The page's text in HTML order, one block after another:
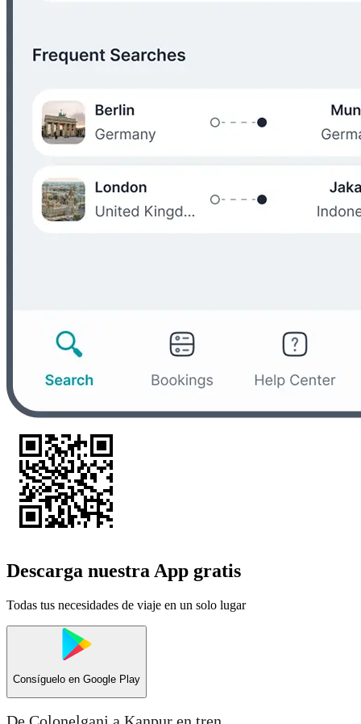
Descarga nuestra App gratis
Todas tus necesidades de viaje en un solo lugar
Consíguelo en Google Play